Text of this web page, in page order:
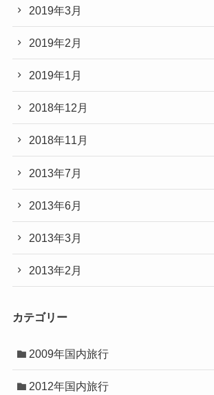
2019年3月
2019年2月
2019年1月
2018年12月
2018年11月
2013年7月
2013年6月
2013年3月
2013年2月
カテゴリー
2009年国内旅行
2012年国内旅行